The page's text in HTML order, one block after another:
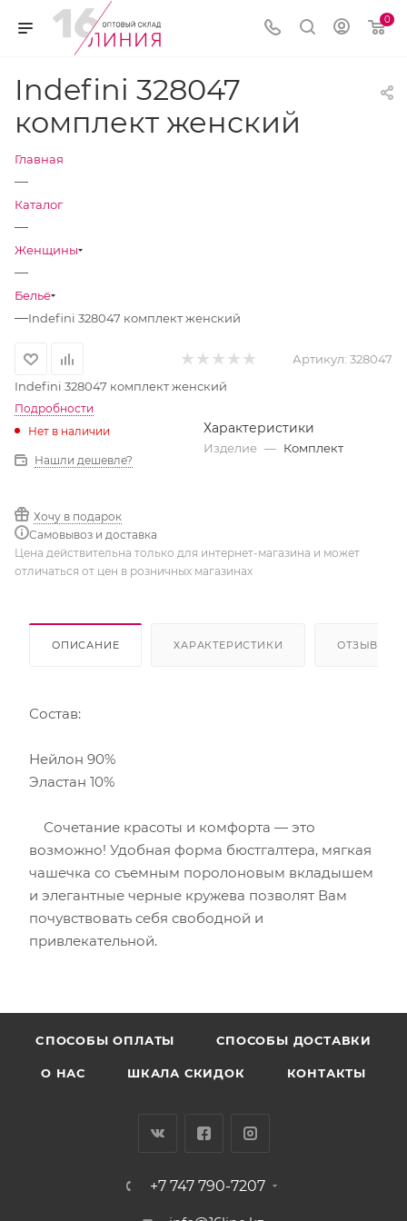
0
Indefini 328047
комплект женский
Главная
—
Каталог
—
Женщины
—
Бельё
—Indefini 328047 комплект женский
Артикул: 328047
Indefini 328047 комплект женский
Подробности
Нет в наличии
Нашли дешевле?
Хочу в подарок
Самовывоз и доставка
Характеристики
Изделие — Комплект
Цена действительна только для интернет-магазина и может
отличаться от цен в розничных магазинах
ОПИСАНИЕ ХАРАКТЕРИСТИКИ ОТЗЫВЫ
Состав:
Нейлон 90%
Эластан 10%
Сочетание красоты и комфорта — это
возможно! Удобная форма бюстгалтера, мягкая
чашечка со съемным поролоновым вкладышем
и элегантные черные кружева позволят Вам
почувствовать себя свободной и
привлекательной.
CПОСОБЫ ОПЛАТЫ СПОСОБЫ ДОСТАВКИ
О НАС ШКАЛА СКИДОК КОНТАКТЫ
+7 747 790-7207